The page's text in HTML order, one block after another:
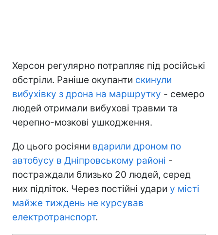
Херсон регулярно потрапляє під російські
обстріли. Раніше окупанти скинули
вибухівку з дрона на маршрутку - семеро
людей отримали вибухові травми та
черепно-мозкові ушкодження.
До цього росіяни вдарили дроном по
автобусу в Дніпровському районі -
постраждали близько 20 людей, серед
них підліток. Через постійні удари у місті
майже тиждень не курсував
електротранспорт.